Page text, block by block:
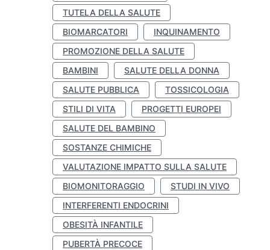
TUTELA DELLA SALUTE
BIOMARCATORI
INQUINAMENTO
PROMOZIONE DELLA SALUTE
BAMBINI
SALUTE DELLA DONNA
SALUTE PUBBLICA
TOSSICOLOGIA
STILI DI VITA
PROGETTI EUROPEI
SALUTE DEL BAMBINO
SOSTANZE CHIMICHE
VALUTAZIONE IMPATTO SULLA SALUTE
BIOMONITORAGGIO
STUDI IN VIVO
INTERFERENTI ENDOCRINI
OBESITÀ INFANTILE
PUBERTÀ PRECOCE